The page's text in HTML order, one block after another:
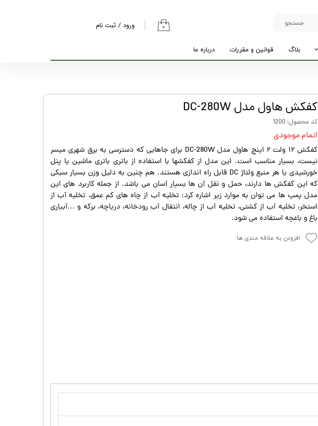
جستجو ۰ ورود / ثبت نام
تغییر گذر واژه
خروج از حساب
بلاگ قوانین و مقررات درباره ما
کفکش هاول مدل DC-280W
کد محصول: 1200
اتمام موجودی
کفکش ۱۲ ولت ۲ اینچ هاول مدل DC-280W برای جاهایی که دسترسی به برق شهری میسر
نیست، بسیار مناسب است. این مدل از کفکشها با استفاده از باتری باتری ماشین یا پنل
خورشیدی یا هر منبع ولتاژ DC قابل راه اندازی هستند. هم چنین به دلیل وزن بسیار سبکی
که این کفکش ها دارند، حمل و نقل آن ها بسیار آسان می باشد. از جمله کاربرد های این
مدل پمپ ها می توان به موارد زیر اشاره کرد: تخلیه آب از چاه های کم عمق، تخلیه آب از
استخر، تخلیه آب از کشتی، تخلیه آب از چاله، انتقال آب رودخانه، دریاچه، برکه و …آبیاری
باغ و باغچه استفاده می شود.
افزودن به علاقه مندی ها